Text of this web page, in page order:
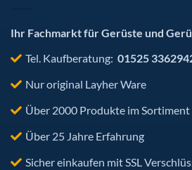
Ihr Fachmarkt für Gerüste und
Tel. Kaufberatung: 01525
Nur original Layher Ware
Über 2000 Produkte im Sortiment
Über 25 Jahre Erfahrung
Sicher einkaufen mit SSL